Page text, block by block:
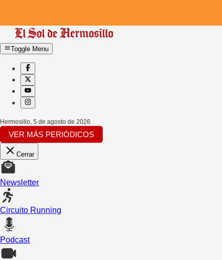
Toggle Menu
Hermosillo 5 de agosto de 2026
VER MÁS PERIÓDICOS
Cerrar
Newsletter
Circuito Running
Podcast